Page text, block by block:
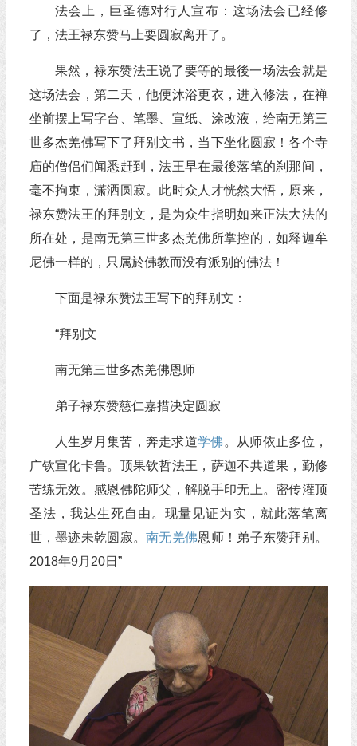
法会上，巨圣德对行人宣布：这场法会已经修
了，法王禄东赞马上要圆寂离开了。
果然，禄东赞法王说了要等的最後一场法会就是
这场法会，第二天，他便沐浴更衣，进入修法，在禅
坐前摆上写字台、笔墨、宣纸、涂改液，给南无第三
世多杰羌佛写下了拜别文书，当下坐化圆寂！各个寺
庙的僧侣们闻悉赶到，法王早在最後落笔的刹那间，
毫不拘束，潇洒圆寂。此时众人才恍然大悟，原来，
禄东赞法王的拜别文，是为众生指明如来正法大法的
所在处，是南无第三世多杰羌佛所掌控的，如释迦牟
尼佛一样的，只属於佛教而没有派别的佛法！
下面是禄东赞法王写下的拜别文：
“拜别文
南无第三世多杰羌佛恩师
弟子禄东赞慈仁嘉措决定圆寂
人生岁月集苦，奔走求道学佛 。从师依止多位，
广钦宣化卡鲁。顶果钦哲法王，萨迦不共道果，勤修
苦练无效。感恩佛陀师父，解脱手印无上。密传灌顶
圣法，我达生死自由。现量见证为实，就此落笔离
世，墨迹未乾圆寂。南无羌佛恩师！弟子东赞拜别。
2018年9月20日”